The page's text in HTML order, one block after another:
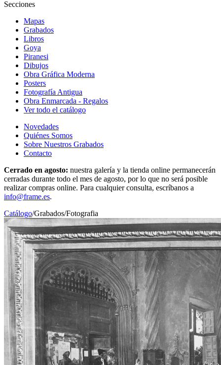
Secciones
Mapas
Grabados
Libros
Goya
Piranesi
Dibujos
Obra Gráfica Moderna
Posters
Fotografía Antigua
Obra Enmarcada - Regalos
Ver todo el catálogo
Novedades
Quiénes Somos
Sobre Nuestros Grabados
Contacto
Cerrado en agosto: nuestra galería y la tienda online permanecerán
cerradas durante todo el mes de agosto, por lo que no será posible
realizar compras online. Para cualquier consulta, escríbanos a
info@frame.es.
Catálogo/Grabados/Fotografia